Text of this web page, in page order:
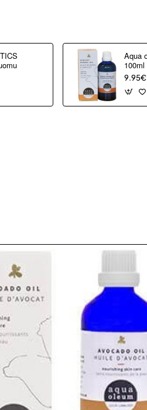
Aqua
100ml
9.95€